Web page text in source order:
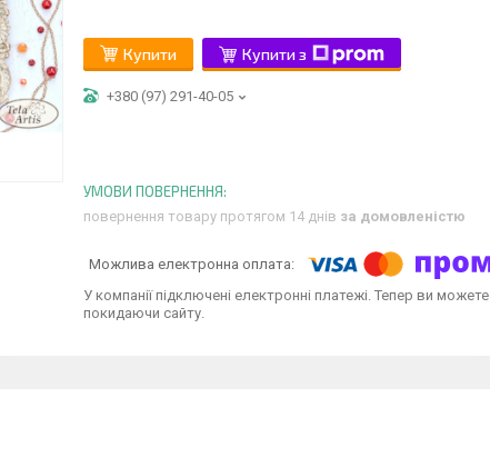
Купити Купити з
+380 (97) 291-40-05
повернення товару протягом 14 днів за домовленістю
У компанії підключені електронні платежі. Тепер ви
покидаючи сайту.